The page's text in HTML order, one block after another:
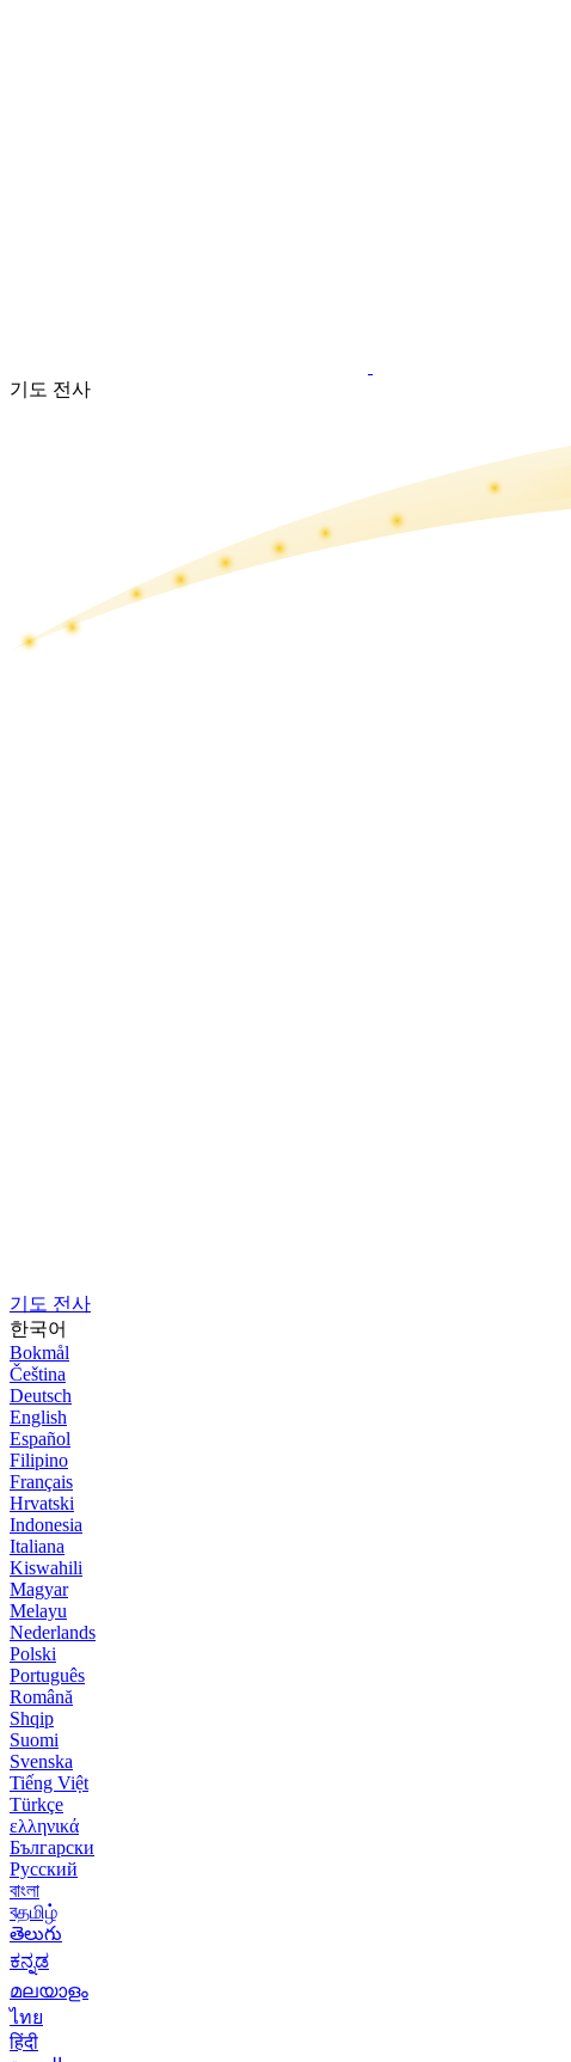
기도 전사
기도 전사
한국어
Bokmål
Čeština
Deutsch
English
Español
Filipino
Français
Hrvatski
Indonesia
Italiana
Kiswahili
Magyar
Melayu
Nederlands
Polski
Português
Română
Shqip
Suomi
Svenska
Tiếng Việt
Türkçe
ελληνικά
Български
Русский
বাংলা
বதமிழ்
తెలుగు
ಕನ್ನಡ
മലയാളം
ไทย
हिंदी